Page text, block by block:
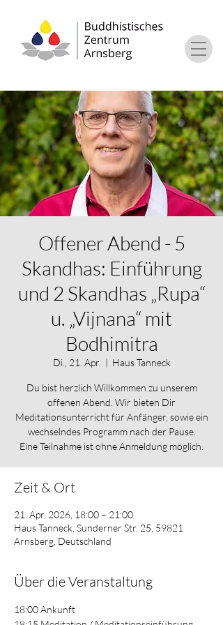
Offener Abend - 5
Skandhas: Einführung
und 2 Skandhas „Rupa“
u. „Vijnana“ mit
Bodhimitra
Di., 21. Apr.
  |
Haus Tanneck
Du bist herzlich Willkommen zu unserem
offenen Abend. Wir bieten Dir
Meditationsunterricht für Anfänger, sowie ein
wechselndes Programm nach der Pause.
Eine Teilnahme ist ohne Anmeldung möglich.
Zeit & Ort
21. Apr. 2026, 18:00 – 21:00
Haus Tanneck, Sunderner Str. 25, 59821
Arnsberg, Deutschland
Über die Veranstaltung
18:00 Ankunft